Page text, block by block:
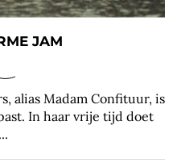
JAM
alias Madam Confituur, is
In haar vrije tijd doet